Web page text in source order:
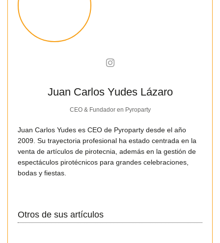
Juan Carlos Yudes Lázaro
CEO & Fundador en Pyroparty
Juan Carlos Yudes es CEO de Pyroparty desde el año
2009. Su trayectoria profesional ha estado centrada en la
venta de artículos de pirotecnia, además en la gestión de
espectáculos pirotécnicos para grandes celebraciones,
bodas y fiestas.
Otros de sus artículos